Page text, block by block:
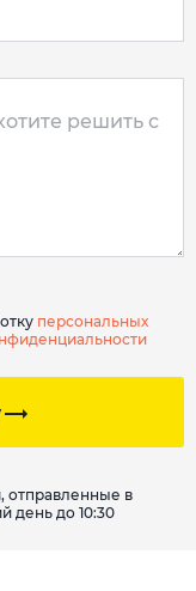
персональных
отправленные в
день до 10:30